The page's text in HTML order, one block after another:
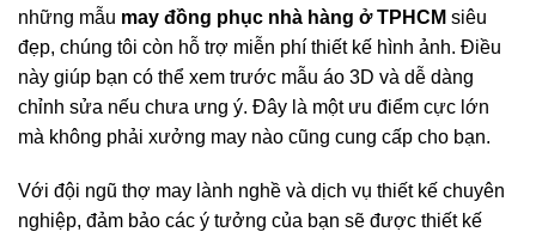
những mẫu may đồng phục nhà hàng ở TPHCM siêu
đẹp, chúng tôi còn hỗ trợ miễn phí thiết kế hình ảnh. Điều
này giúp bạn có thể xem trước mẫu áo 3D và dễ dàng
chỉnh sửa nếu chưa ưng ý. Đây là một ưu điểm cực lớn
mà không phải xưởng may nào cũng cung cấp cho bạn.
Với đội ngũ thợ may lành nghề và dịch vụ thiết kế chuyên
nghiệp, đảm bảo các ý tưởng của bạn sẽ được thiết kế